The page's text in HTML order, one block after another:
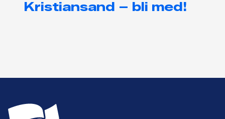
Kristiansand – bli med!